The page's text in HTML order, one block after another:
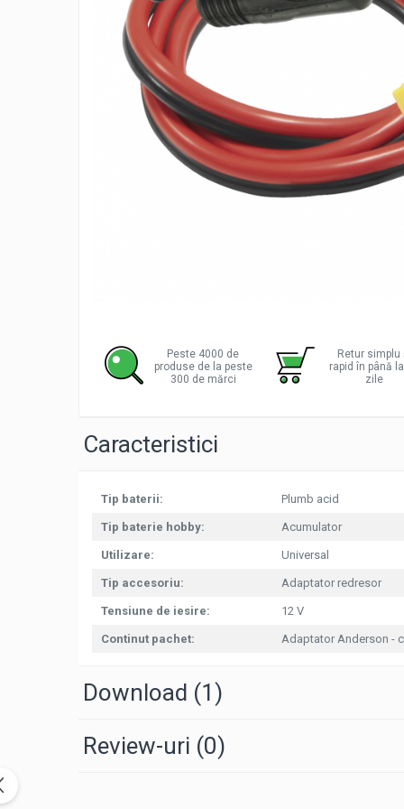
Incarcatoare acumulatori
Panouri fotovoltaice si accesorii
Panouri fotovoltaice
Sisteme prindere panouri
Convertoare de tensiune
Sisteme de stocare energie
Sisteme de Stocare Comerciale
Sisteme fotovoltaice de putere
mica (rulota/caravan/case de
Sisteme fotovoltaice profesionale
Pachete sisteme fotovoltaice
Statii de incarcare vehicule electrice
Prize de incarcare vehicule
Acumulatori VRLA AGM/GEL /
Peste 4000 de
produse de la peste
300 de mărci
Retur simplu
rapid în până
zile
Caracteristici
Tip baterii: Plumb acid
Tip baterie hobby: Acumulator
Utilizare: Universal
Tip accesoriu: Adaptator redresor
Tensiune de iesire: 12 V
Continut pachet: Adaptator Anderson -
Download (1)
Review-uri (0)